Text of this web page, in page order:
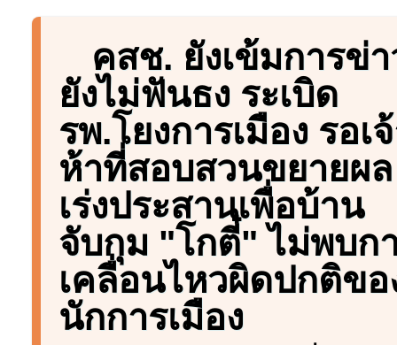
คสช. ยังเข้มการข่
ยังไม่ฟันธง ระเบิด
รพ.โยงการเมือง รอเ
ห้าที่สอบสวนขยายผล
เร่งประสานเพื่อบ้าน
จับกุม "โกตี๋" ไม่พบก
เคลื่อนไหวผิดปกติขอ
นักการเมือง